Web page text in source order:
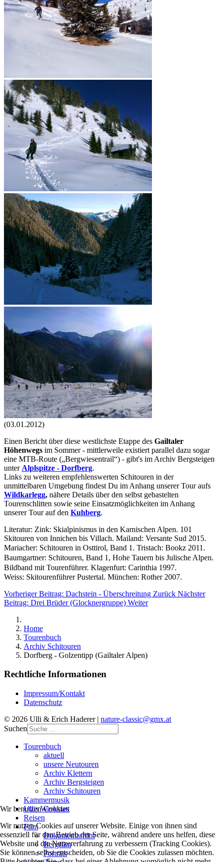
(03.01.2012)
Einen Bericht über diese westlichste Etappe des Gailtaler
Höhenwegs im Sommer - mittlerweile existiert parallel dazu sogar
eine MTB-Route („Bergwiesentrail“) - gibt's im Archiv Bergsteigen
unter Alplspitze - Dorfberg.
Links zu weiteren empfehlenswerten Schitouren in der
unmittelbaren Umgebung findest Du im Anhang unserer Tour aufs
Wildkarlegg, nähere Details über den selbst gebastelten
Tourenschlitten sowie seine Einsatzmöglichkeiten im Anhang
unserer Tour auf den Kuhberg.
Literatur: Zink: Skialpinismus in den Karnischen Alpen. 101
Skitouren von Innichen bis Villach. Mailand: Versante Sud 2015.
Mariacher: Schitouren in Osttirol, Band 1. Tristach: Bookz 2011.
Baumgartner: Schitouren, Band 1, Hohe Tauern bis Julische Alpen.
Bildband mit Tourenführer. Klagenfurt: Carinthia 1997.
Weiss: Skitourenführer Pustertal. München: Rother 2007.
Vorheriger Beitrag: Dachstein - Überschreitung Zurück Nächster
Beitrag: Drei Brüder (Glocknergruppe) Weiter
Home
Tourenbuch
Archiv Schitouren
Dorfberg - Golzentipp (Gailtaler Alpen)
Rechtliche Informationen
Impressum/Kontakt
Datenschutz
© 2026 Ulli & Erich Haderer | nature-classic@gmx.at
Suchen
Tourenbuch
aktuell
unsere Neutouren
Archiv Klettern
Archiv Bergsteigen
Archiv Schitouren
Kammermusik
Ullis Werkstatt
Reisen
Film
Dokumentarfilm
Bergfilm
Porträts
Wir benutzen Cookies
Wir nutzen Cookies auf unserer Website. Einige von ihnen sind
essenziell für den Betrieb der Seite, während andere uns helfen, diese
Website und die Nutzererfahrung zu verbessern (Tracking Cookies).
Sie können selbst entscheiden, ob Sie die Cookies zulassen möchten.